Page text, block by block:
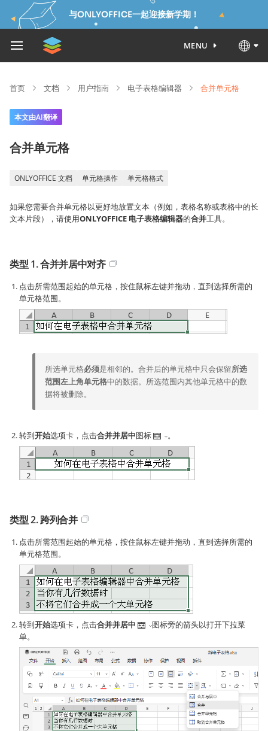
与ONLYOFFICE一起迎接新学期！
MENU
首页 文档 用户指南 电子表格编辑器 合并单元格
本文由AI翻译
合并单元格
ONLYOFFICE 文档 单元格操作 单元格格式
如果您需要合并单元格以更好地放置文本（例如，表格名称或表格中的长
文本片段），请使用ONLYOFFICE 电子表格编辑器的合并工具。
类型 1. 合并并居中对齐
点击所需范围起始的单元格，按住鼠标左键并拖动，直到选择所需的
单元格范围。
所选单元格必须是相邻的。合并后的单元格中只会保留所选
范围左上角单元格中的数据。所选范围内其他单元格中的数
据将被删除。
转到开始选项卡，点击合并并居中图标 。
类型 2. 跨列合并
点击所需范围起始的单元格，按住鼠标左键并拖动，直到选择所需的
单元格范围。
转到开始选项卡，点击合并并居中
图标旁的箭头以打开下拉菜
单。